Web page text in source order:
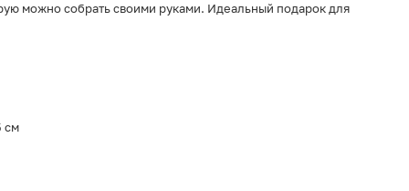
можно собрать своими руками. Идеальный подарок для
см